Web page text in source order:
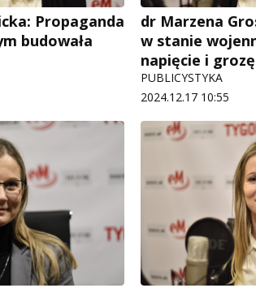
Propaganda
budowała
dr Marzena
w stanie
napięcie i grozę
PUBLICYSTYKA
2024.12.17 10:55